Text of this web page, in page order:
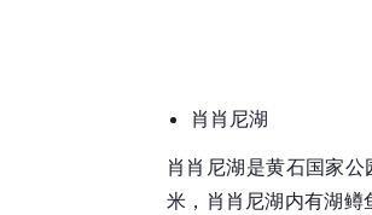
肖肖尼湖
肖肖尼湖是黄石国家
米，肖肖尼湖内有湖鳟